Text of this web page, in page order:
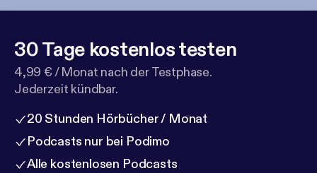
30 Tage kostenlos testen
4,99 € / Monat nach der Testphase.
Jederzeit kündbar.
20 Stunden Hörbücher / Monat
Podcasts nur bei Podimo
Alle kostenlosen Podcasts